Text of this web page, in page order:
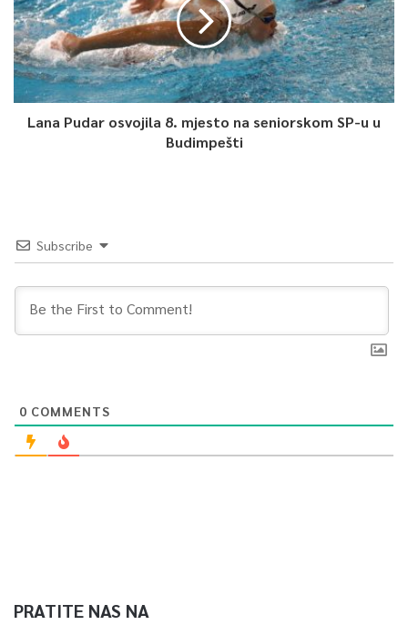
Lana Pudar osvojila 8. mjesto na seniorskom SP-u u
Budimpešti
Subscribe
0 COMMENTS
PRATITE NAS NA